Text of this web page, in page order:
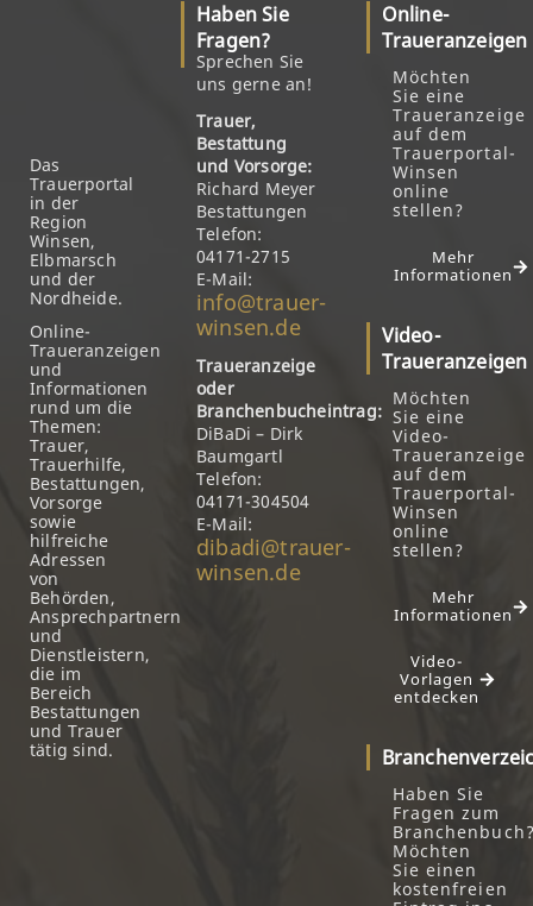
Das
Trauerportal
in der
Region
Winsen,
Elbmarsch
und der
Nordheide.
Online-
Traueranzeigen
und
Informationen
rund um die
Themen:
Trauer,
Trauerhilfe,
Bestattungen,
Vorsorge
sowie
hilfreiche
Adressen
von
Behörden,
Ansprechpartnern
und
Dienstleistern,
die im
Bereich
Bestattungen
und Trauer
tätig sind.
Haben Sie
Fragen?
Sprechen Sie
uns gerne an!
Trauer,
Bestattung
und Vorsorge:
Richard Meyer
Bestattungen
Telefon:
04171-2715
E-Mail:
info@trauer-
winsen.de
Traueranzeige
oder
Branchenbucheintrag:
DiBaDi – Dirk
Baumgartl
Telefon:
04171-304504
E-Mail:
dibadi@trauer-
winsen.de
Online-
Traueranzeigen
Möchten
Sie eine
Traueranzeige
auf dem
Trauerportal-
Winsen
online
stellen?
Mehr
Informationen
Video-
Traueranzeigen
Möchten
Sie eine
Video-
Traueranzeige
auf dem
Trauerportal-
Winsen
online
stellen?
Mehr
Informationen
Video-
Vorlagen
entdecken
Haben Sie
Fragen zum
Möchten
Sie einen
kostenfreien